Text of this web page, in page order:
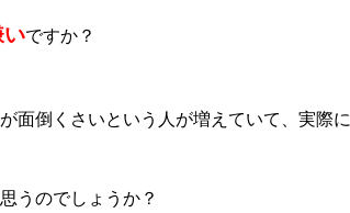
いですか？
面倒くさいという人が増えていて、実際に
うのでしょうか？